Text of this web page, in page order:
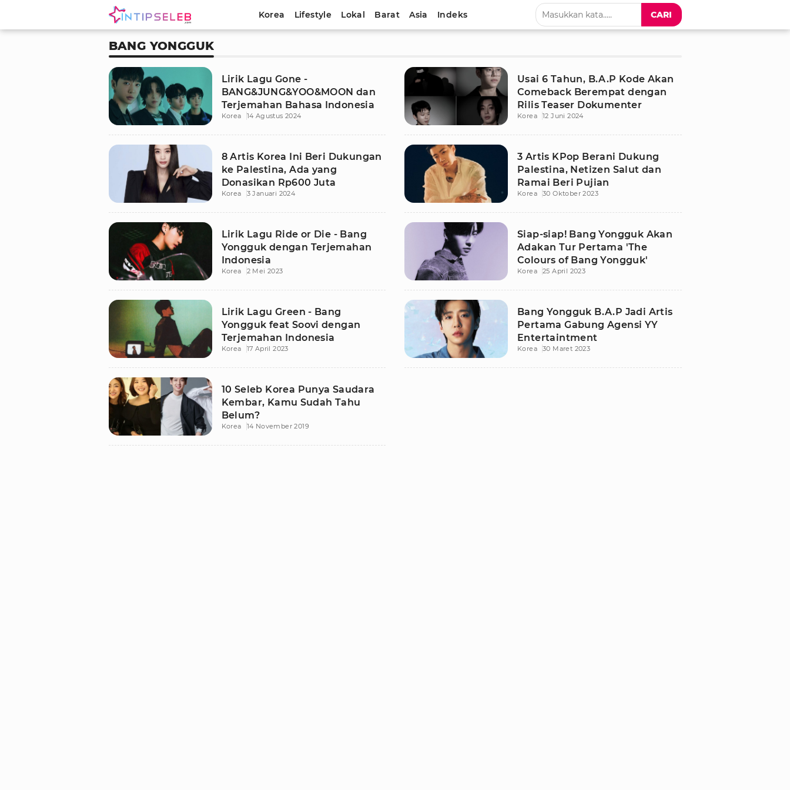
Korea Lifestyle Lokal Barat Asia Indeks CARI
BANG YONGGUK
Lirik Lagu Gone -
BANG&JUNG&YOO&MOON dan
Terjemahan Bahasa Indonesia
Korea 14 Agustus 2024
Usai 6 Tahun, B.A.P Kode Akan
Comeback Berempat dengan
Rilis Teaser Dokumenter
Korea 12 Juni 2024
8 Artis Korea Ini Beri Dukungan
ke Palestina, Ada yang
Donasikan Rp600 Juta
Korea 3 Januari 2024
3 Artis KPop Berani Dukung
Palestina, Netizen Salut dan
Ramai Beri Pujian
Korea 30 Oktober 2023
Lirik Lagu Ride or Die - Bang
Yongguk dengan Terjemahan
Indonesia
Korea 2 Mei 2023
Siap-siap! Bang Yongguk Akan
Adakan Tur Pertama 'The
Colours of Bang Yongguk'
Korea 25 April 2023
Lirik Lagu Green - Bang
Yongguk feat Soovi dengan
Terjemahan Indonesia
Korea 17 April 2023
Bang Yongguk B.A.P Jadi Artis
Pertama Gabung Agensi YY
Entertaintment
Korea 30 Maret 2023
10 Seleb Korea Punya Saudara
Kembar, Kamu Sudah Tahu
Belum?
Korea 14 November 2019